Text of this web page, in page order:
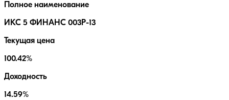
Полное наименование
ИКС 5 ФИНАНС 003P-13
Текущая цена
100.42%
Доходность
14.59%